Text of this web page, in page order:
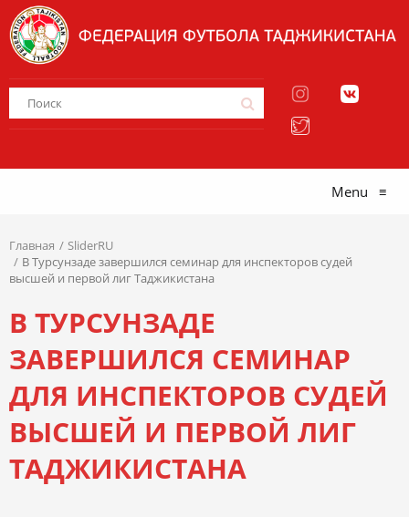
Menu ≡
Главная
SliderRU
В Турсунзаде завершился семинар для инспекторов судей
высшей и первой лиг Таджикистана
В ТУРСУНЗАДЕ
ЗАВЕРШИЛСЯ СЕМИНАР
ДЛЯ ИНСПЕКТОРОВ СУДЕЙ
ВЫСШЕЙ И ПЕРВОЙ ЛИГ
ТАДЖИКИСТАНА